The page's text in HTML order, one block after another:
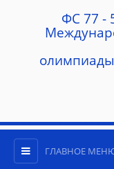
ФС 77 -
ГЛАВНОЕ